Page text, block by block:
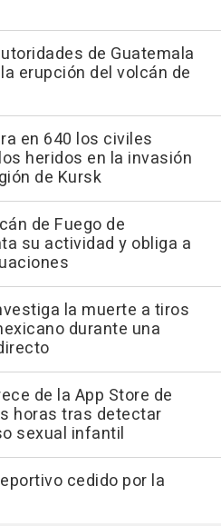
de Guatemala
erupción del volcán de
en 640 los civiles
heridos en la invasión
de Kursk
de Fuego de
su actividad y obliga a
la muerte a tiros
durante una
de la App Store de
horas tras detectar
sexual infantil
cedido por la